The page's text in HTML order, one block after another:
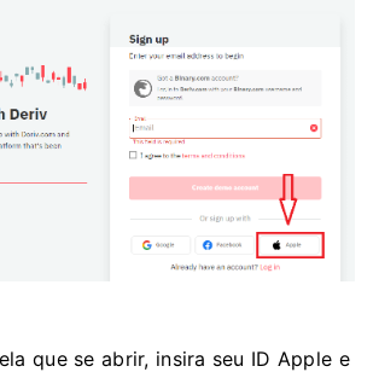
que se abrir, insira seu ID Apple e